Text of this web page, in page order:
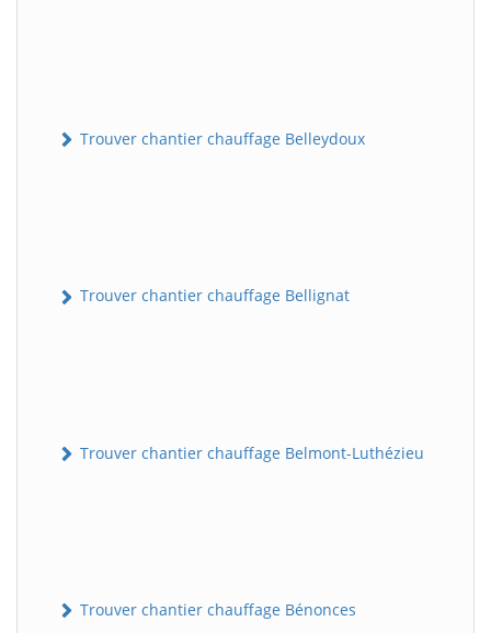
Trouver chantier chauffage Belleydoux
Trouver chantier chauffage Bellignat
Trouver chantier chauffage Belmont-Luthézieu
Trouver chantier chauffage Bénonces